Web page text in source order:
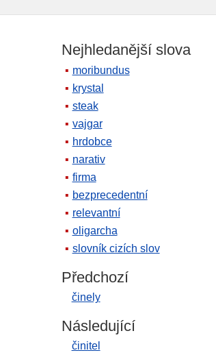
Nejhledanější slova
moribundus
krystal
steak
vajgar
hrdobce
narativ
firma
bezprecedentní
relevantní
oligarcha
slovník cizích slov
Předchozí
činely
Následující
činitel